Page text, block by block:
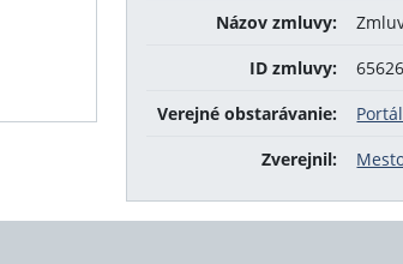
Názov zmluvy:
ID zmluvy:
Verejné obstarávanie:
Zverejnil: